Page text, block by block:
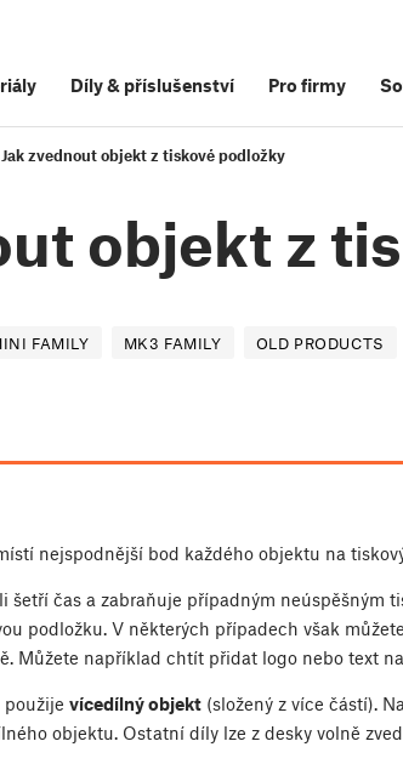
Díly& příslušenství Pro firmy
Jak zvednout objekt z tiskové podložky
objekt z
FAMILY MK3 FAMILY OLD PRODUCTS
nejspodnější bod každého objektu na
šetří čas a zabraňuje případným neúspěšným
podložku. V některých případech však
Můžete například chtít přidat logo nebo text
použije vícedílný objekt (složený z více částí).
objektu. Ostatní díly lze z desky volně